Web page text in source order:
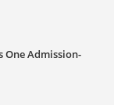
One Admission-